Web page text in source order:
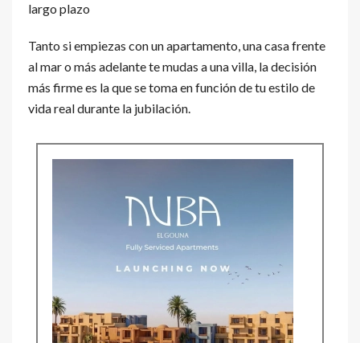
largo plazo
Tanto si empiezas con un apartamento, una casa frente
al mar o más adelante te mudas a una villa, la decisión
más firme es la que se toma en función de tu estilo de
vida real durante la jubilación.